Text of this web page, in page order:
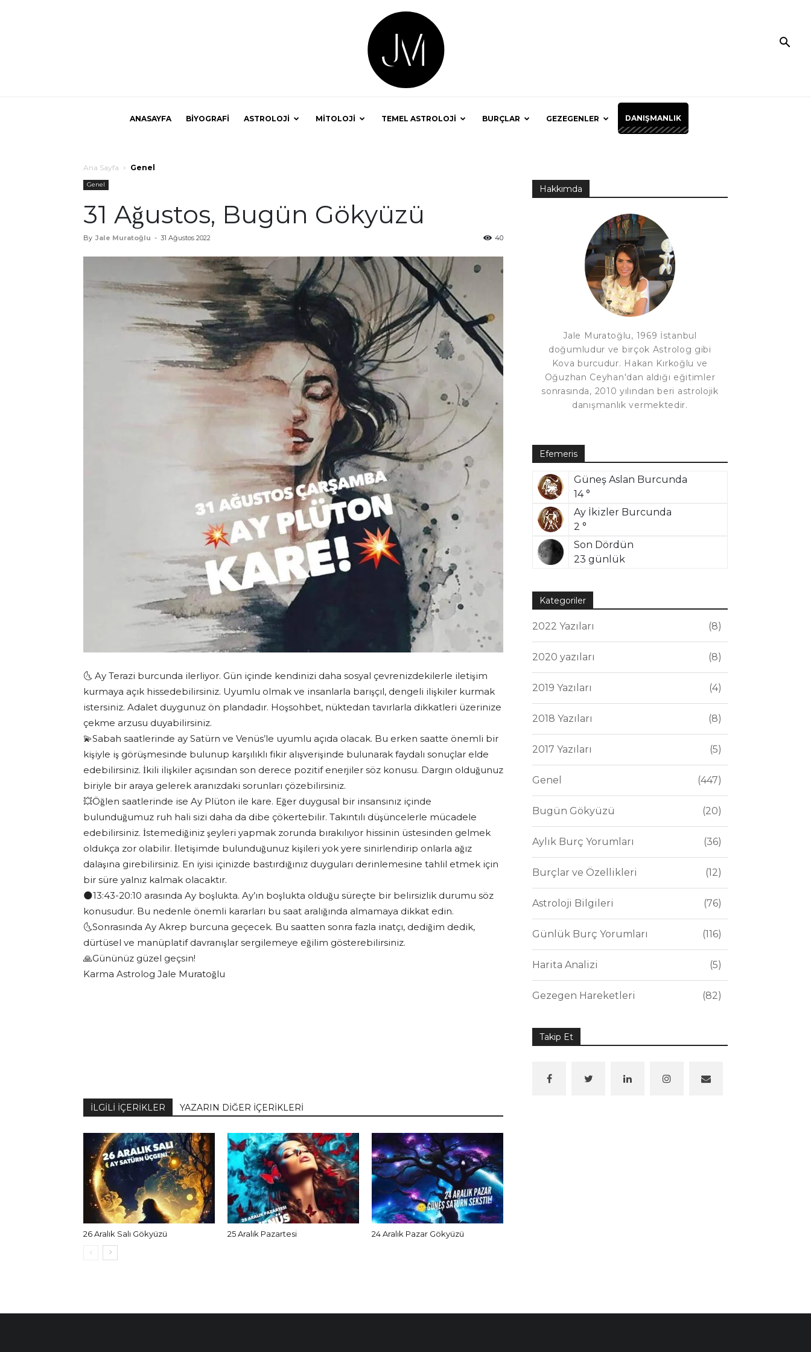
Muratoğlu
ANASAYFA BİYOGRAFİ ASTROLOJİ MİTOLOJİ TEMEL ASTROLOJİ BURÇLAR GEZEGENLER DANIŞMANLIK
Ana Sayfa Genel
Genel
31 Ağustos, Bugün Gökyüzü
By Jale Muratoğlu - 31 Ağustos 2022 40
🌜 Ay Terazi burcunda ilerliyor. Gün içinde kendinizi daha sosyal çevrenizdekilerle iletişim
kurmaya açık hissedebilirsiniz. Uyumlu olmak ve insanlarla barışçıl, dengeli ilişkiler kurmak
istersiniz. Adalet duygunuz ön plandadır. Hoşsohbet, nüktedan tavırlarla dikkatleri üzerinize
çekme arzusu duyabilirsiniz.
💫Sabah saatlerinde ay Satürn ve Venüs’le uyumlu açıda olacak. Bu erken saatte önemli bir
kişiyle iş görüşmesinde bulunup karşılıklı fikir alışverişinde bulunarak faydalı sonuçlar elde
edebilirsiniz. İkili ilişkiler açısından son derece pozitif enerjiler söz konusu. Dargın olduğunuz
biriyle bir araya gelerek aranızdaki sorunları çözebilirsiniz.
💥Öğlen saatlerinde ise Ay Plüton ile kare. Eğer duygusal bir insansınız içinde
bulunduğumuz ruh hali sizi daha da dibe çökertebilir. Takıntılı düşüncelerle mücadele
edebilirsiniz. İstemediğiniz şeyleri yapmak zorunda bırakılıyor hissinin üstesinden gelmek
oldukça zor olabilir. İletişimde bulunduğunuz kişileri yok yere sinirlendirip onlarla ağız
dalaşına girebilirsiniz. En iyisi içinizde bastırdığınız duyguları derinlemesine tahlil etmek için
bir süre yalnız kalmak olacaktır.
🌑13:43-20:10 arasında Ay boşlukta. Ay’ın boşlukta olduğu süreçte bir belirsizlik durumu söz
konusudur. Bu nedenle önemli kararları bu saat aralığında almamaya dikkat edin.
🌜Sonrasında Ay Akrep burcuna geçecek. Bu saatten sonra fazla inatçı, dediğim dedik,
dürtüsel ve manüplatif davranışlar sergilemeye eğilim gösterebilirsiniz.
🙏Gününüz güzel geçsin!
Karma Astrolog Jale Muratoğlu
İLGİLİ İÇERİKLER YAZARIN DİĞER İÇERİKLERİ
26 Aralık Salı Gökyüzü 25 Aralık Pazartesi 24 Aralık Pazar Gökyüzü
Hakkımda
Jale Muratoğlu, 1969 İstanbul
doğumludur ve birçok Astrolog gibi
Kova burcudur. Hakan Kırkoğlu ve
Oğuzhan Ceyhan'dan aldığı eğitimler
sonrasında, 2010 yılından beri astrolojik
danışmanlık vermektedir.
Efemeris
Güneş Aslan Burcunda
14 °
Ay İkizler Burcunda
2 °
Son Dördün
23 günlük
Kategoriler
2022 Yazıları 8
2020 yazıları 8
2019 Yazıları 4
2018 Yazıları 8
2017 Yazıları 5
Genel 447
Bugün Gökyüzü 20
Aylık Burç Yorumları 36
Burçlar ve Özellikleri 12
Astroloji Bilgileri 76
Günlük Burç Yorumları 116
Harita Analizi 5
Gezegen Hareketleri 82
Takip Et